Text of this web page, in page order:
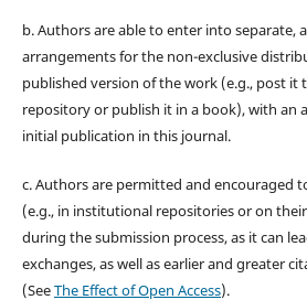
b. Authors are able to enter into separate,
arrangements for the non-exclusive
published version of the work (e.g., post
repository or publish it in a book), with an
initial publication in this journal.
c. Authors are permitted and encouraged
(e.g., in institutional repositories or on
during the submission process, as it can
exchanges, as well as earlier and greater
(SeeThe Effect of Open Access).